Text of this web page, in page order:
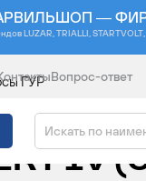
—
LUZAR, TRIALLI,
Вопрос-ответ
ГУР
IV